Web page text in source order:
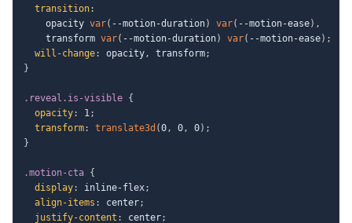
transition:
    opacity
var( --motion-duration) var( --motion-ease) ,
    transform
var( --motion-duration) var( --motion-ease) ;
will-change: opacity, transform;
}
.reveal.is-visible {
opacity: 1;
transform: translate3d (0, 0, 0) ;
}
.motion-cta {
display: inline-flex;
align-items : center;
justify-content : center;